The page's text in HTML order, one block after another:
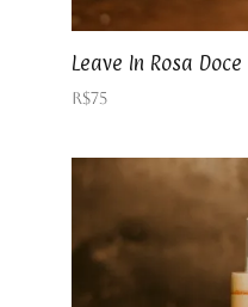
Leave In Rosa Doce
R$75